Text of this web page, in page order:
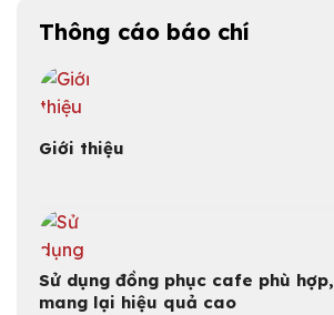
Thông cáo báo chí
Giới thiệu
Sử dụng đồng phục cafe phù hợp,
mang lại hiệu quả cao